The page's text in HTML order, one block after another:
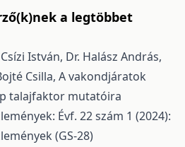
a legtöbbet
István, Dr. Halász András,
Csilla, A vakondjáratok
talajfaktor mutatóira
Évf. 22 szám 1 (2024):
(GS-28)